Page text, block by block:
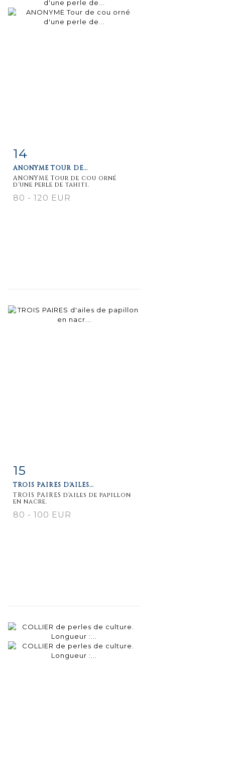
Item detail
14
ANONYME TOUR DE...
ANONYME Tour de cou orné
d'une perle de tahiti.
80 - 120 EUR
Item detail
15
TROIS PAIRES D'AILES...
TROIS PAIRES d'ailes de papillon
en nacre.
80 - 100 EUR